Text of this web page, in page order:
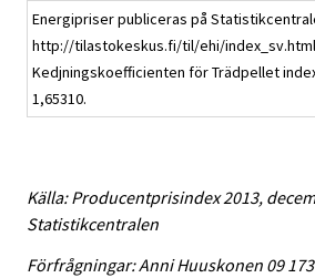
Energipriser publiceras på
http://tilastokeskus.fi/til/ehi/index_sv.html
Kedjningskoefficienten för Trädpellet
1,65310.
Källa: Producentprisindex 2013,
Statistikcentralen
Förfrågningar: Anni Huuskonen 09